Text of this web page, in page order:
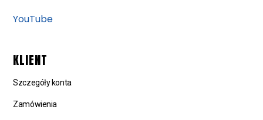
YouTube
KLIENT
Szczegóły konta
Zamówienia